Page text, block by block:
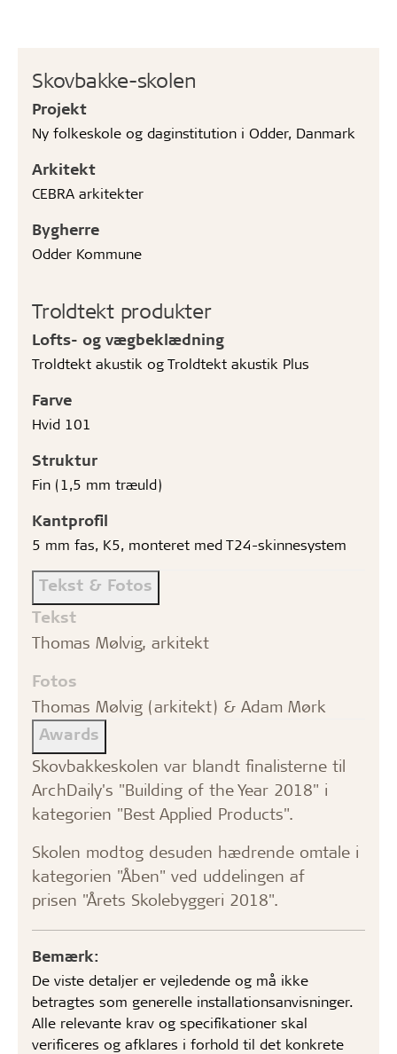
Skovbakke-skolen
Projekt
Ny folkeskole og daginstitution i Odder, Danmark
Arkitekt
CEBRA arkitekter
Bygherre
Odder Kommune
Troldtekt produkter
Lofts- og vægbeklædning
Troldtekt akustik og Troldtekt akustik Plus
Farve
Hvid 101
Struktur
Fin (1,5 mm træuld)
Kantprofil
5 mm fas, K5, monteret med T24-skinnesystem
Tekst & Fotos
Tekst
Thomas Mølvig, arkitekt
Fotos
Thomas Mølvig (arkitekt) & Adam Mørk
Awards
Skovbakkeskolen var blandt finalisterne til
ArchDaily's "Building of the Year 2018" i
kategorien "Best Applied Products".
Skolen modtog desuden hædrende omtale i
kategorien "Åben" ved uddelingen af
prisen "Årets Skolebyggeri 2018".
Bemærk:
De viste detaljer er vejledende og må ikke
betragtes som generelle installationsanvisninger.
Alle relevante krav og specifikationer skal
verificeres og afklares i forhold til det konkrete